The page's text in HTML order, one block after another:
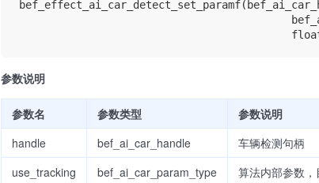
参数说明
参数名 参数类型
参数说明
handle
bef_ai_car_handle
车辆检测句柄
use_tracking
bef_ai_car_param_type
算法内部参数